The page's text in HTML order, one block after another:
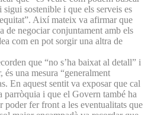
sostenible i que els serveis es
Així mateix va afirmar que
de negociar conjuntament amb els
com en pot sorgir una altra de
que “no s’ha baixat al detall” i
és una mesura “generalment
En aquest sentit va exposar que cal
parròquia i que el Govern també ha
poder fer front a les eventualitats que